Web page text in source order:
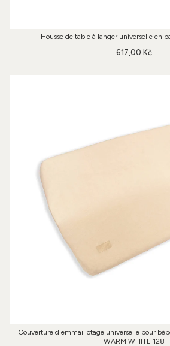
Housse de table à langer universelle en
617,00 Kč
Couverture d'emmaillotage universelle pour
WARM WHITE 128